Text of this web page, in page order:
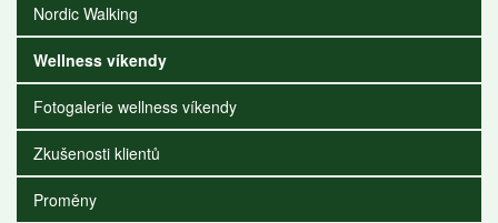
Nordic Walking
Wellness víkendy
Fotogalerie wellness víkendy
Zkušenosti klientů
Proměny